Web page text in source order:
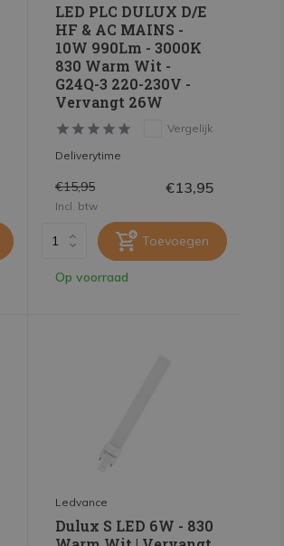
LED PLC DULUX D/E
HF & AC MAINS -
10W 990Lm - 3000K
830 Warm Wit -
G24Q-3 220-230V -
Vervangt 26W
Vergelijk
Deliverytime
€15,95 €13,95
Incl. btw
Toevoegen
Op voorraad
Ledvance
Dulux S LED 6W - 830